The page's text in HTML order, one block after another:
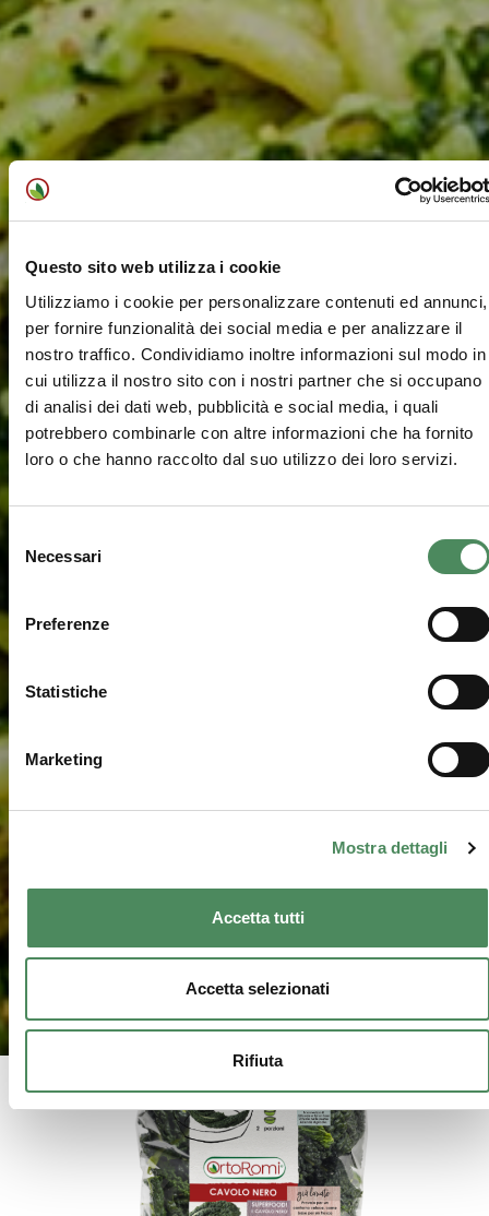
Questo sito web utilizza i cookie
Utilizziamo i cookie per personalizzare contenuti ed annunci,
per fornire funzionalità dei social media e per analizzare il
nostro traffico. Condividiamo inoltre informazioni sul modo in
cui utilizza il nostro sito con i nostri partner che si occupano
di analisi dei dati web, pubblicità e social media, i quali
potrebbero combinarle con altre informazioni che ha fornito
loro o che hanno raccolto dal suo utilizzo dei loro servizi.
delNecessari
Preferenze
Statistiche
Marketing
Mostra dettagli
Accetta tutti
Accetta selezionati
Rifiuta